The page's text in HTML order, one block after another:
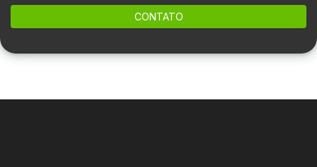
CONTATO